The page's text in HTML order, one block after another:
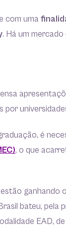
com uma
. Há um
por
é
, o que
estão ganhando
bateu, pela
EAD,